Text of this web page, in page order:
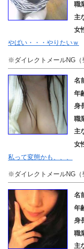
職
主
女
やばい・・・やりたいｗ
※ダイレクトメールNG（
名
年
身
職
主
女
私って変態かも、、、
※ダイレクトメールNG（
名
年
身
職
主